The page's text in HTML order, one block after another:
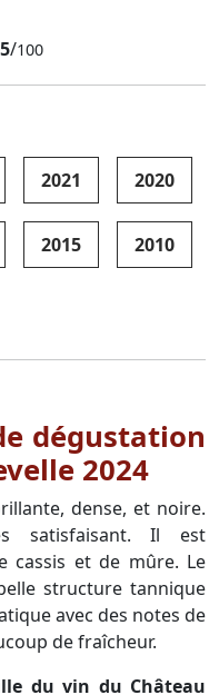
/100
2021 2020
2015 2010
dégustation
2024
dense, et noire.
satisfaisant. Il est
cassis et de mûre. Le
structure tannique
avec des notes de
de fraîcheur.
du vin du Château